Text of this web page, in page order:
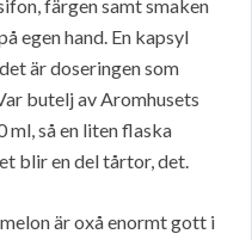
färgen samt smaken
egen hand. En kapsyl
är doseringen som
butelj av Aromhusets
ml, så en liten flaska
blir en del tårtor, det.
är oxå enormt gott i